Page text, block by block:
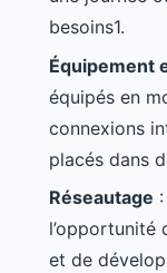
besoins1.
Équipement
équipés en
connexions
placés dans
Réseautage
l’opportunité
et de